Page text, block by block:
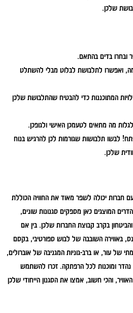
שלכן.
ובחרו בדים בהתאם.
ואפשרו לתלבושת לבלוט מבלי להשתלט
המתוכננות כדי להבטיח שהתלבושת שלכן
מה מתאים לטעמכן האישי ולגופכן.
לבשו תלבושות שגורמות לכן להרגיש בנוח
שלכן.
חברות יכולה לשפר מאוד את החוויה הכוללת
המוצגים כאן מספקים סגנונות שונים,
בקרב קבוצת החברות שלכן. בין אם
באווירה השובבה של לבוש ספורטיבי, בקסם
של עור, או ברב-גוניות המגניבה של אוברולים,
נהדר ומוכנות לכל הרפתקה. זכרו להשתמש
והכי חשוב, אמצו את הסגנון הייחודי שלכן